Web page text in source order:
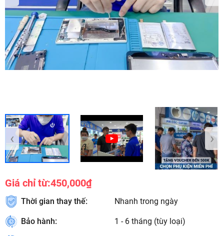
‹ ›
Giá chỉ từ:450,000₫
Thời gian thay thế: Nhanh trong ngày
Bảo hành: 1 - 6 tháng (tùy loại)